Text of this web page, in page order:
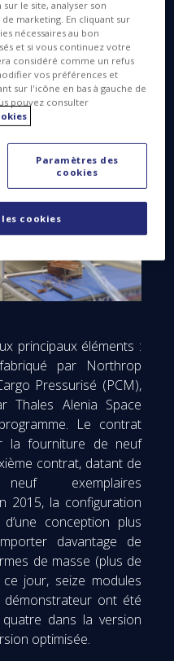
au cours de la
livrera environ 3700 kg
principaux éléments :
par Northrop
Pressurisé (PCM),
Thales Alenia Space
Le contrat
la fourniture de neuf
contrat, datant de
exemplaires
2015, la configuration
conception plus
davantage de
de masse (plus de
jour, seize modules
ont été
dans la version
optimisée.
le site, analyser son
marketing. En cliquant sur
nécessaires au bon
et si vous continuez votre
considéré comme un refus
vos préférences et
sur l'icône en bas à gauche de
pouvez consulter
Paramètres des
cookies
cookies